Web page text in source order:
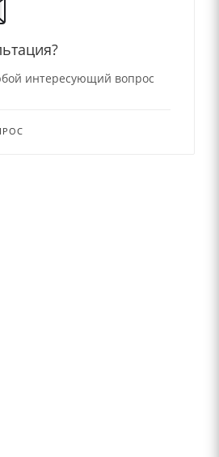
интересующий вопрос